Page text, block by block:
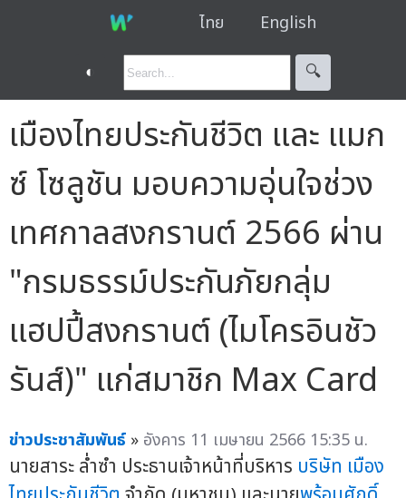
ไทย English
◐ 🔍︎
เมืองไทยประกันชีวิต และ แมก
ซ์ โซลูชัน มอบความอุ่นใจช่วง
เทศกาลสงกรานต์ 2566 ผ่าน
"กรมธรรม์ประกันภัยกลุ่ม
แฮปปี้สงกรานต์ (ไมโครอินชัว
รันส์)" แก่สมาชิก Max Card
ข่าวประชาสัมพันธ์ » อังคาร 11 เมษายน 2566 15:35 น.
นายสาระ ล่ำซำ ประธานเจ้าหน้าที่บริหาร บริษัท เมือง